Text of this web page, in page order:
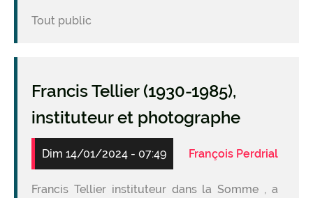
Tout public
Francis Tellier (1930-1985),
instituteur et photographe
Dim 14/01/2024 - 07:49 François Perdrial
Francis Tellier instituteur dans la Somme , a